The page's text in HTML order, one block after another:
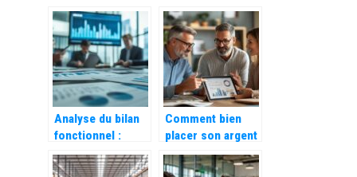
d’assistant
comptable en
ligne pour votre
carriere
distanciel pour
renforcer votre
équipe
Analyse du bilan
fonctionnel :
décryptage des
ratios clés pour
Comment bien
placer son argent
dans l’immobilier
: SCPI, locatif et